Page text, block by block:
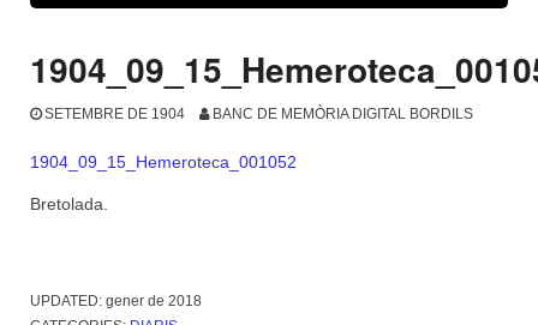
SETEMBRE DE 1904 BANC DE MEMÒRIA DIGITAL BORDILS
1904_09_15_Hemeroteca_001052
Bretolada.
UPDATED: gener de 2018